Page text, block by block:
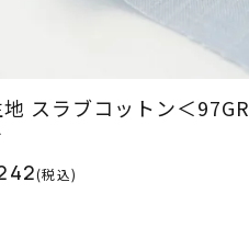
スラブコットン＜97GR
(税込)